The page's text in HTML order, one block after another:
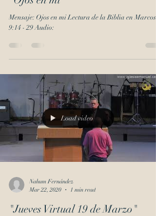
Mensaje: Ojos en mi Lectura de la Biblia en Marcos
9:14 - 29 Audio:
Load video
Nahum Fernández
Mar 22, 2020
1 min read
"Jueves Virtual 19 de Marzo"